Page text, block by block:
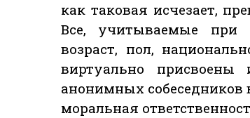
как таковая исчезает,
Все, учитываемые при
возраст, пол,
виртуально
анонимных собеседников
моральная